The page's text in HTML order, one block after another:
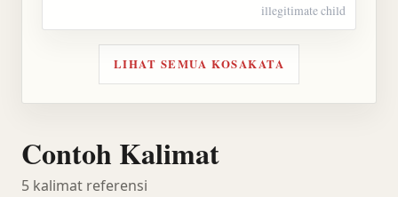
illegitimate child
LIHAT SEMUA KOSAKATA
Contoh Kalimat
5 kalimat referensi